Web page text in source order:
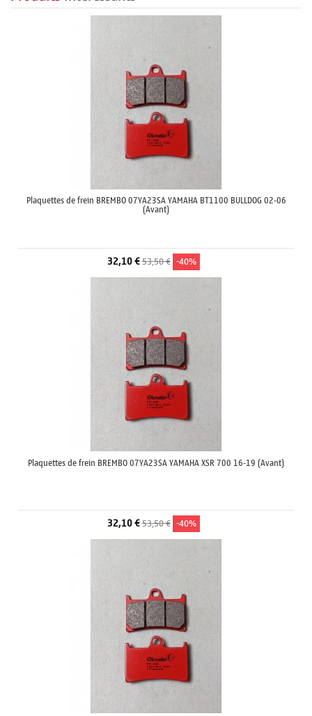
Plaquettes de frein BREMBO 07YA23SA YAMAHA BT1100 BULLDOG 02-06
(Avant)
32,10 €53,50 € -40%
Plaquettes de frein BREMBO 07YA23SA YAMAHA XSR 700 16-19 (Avant)
32,10 €53,50 € -40%